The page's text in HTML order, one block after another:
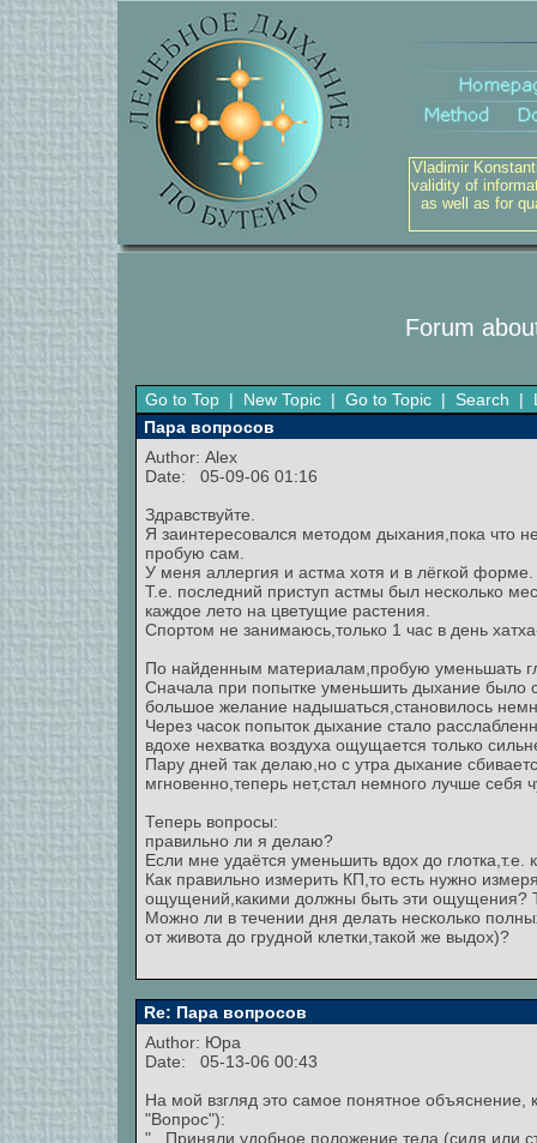
Vladimir
validity of
as well as for
Forum
Go to Top | New Topic | Go to Topic | Search |
Пара вопросов
Author: Alex
Date: 05-09-06 01:16
Здравствуйте.
Я заинтересовался методом дыхания,пока что
пробую сам.
У меня аллергия и астма хотя и в лёгкой форме.
Т.е. последний приступ астмы был несколько
каждое лето на цветущие растения.
Спортом не занимаюсь,только 1 час в день
По найденным материалам,пробую уменьшать
Сначала при попытке уменьшить дыхание было
большое желание надышаться,становилось
Через часок попыток дыхание стало
вдохе нехватка воздуха ощущается только
Пару дней так делаю,но с утра дыхание
мгновенно,теперь нет,стал немного лучше себя
Теперь вопросы:
правильно ли я делаю?
Если мне удаётся уменьшить вдох до
Как правильно измерить КП,то есть нужно
ощущений,какими должны быть эти ощущения?
Можно ли в течении дня делать несколько
от живота до грудной клетки,такой же выдох)?
Re: Пара вопросов
Author: Юра
Date: 05-13-06 00:43
На мой взгляд это самое понятное
"Вопрос"):
"...Приняли удобное положение тела (сидя или